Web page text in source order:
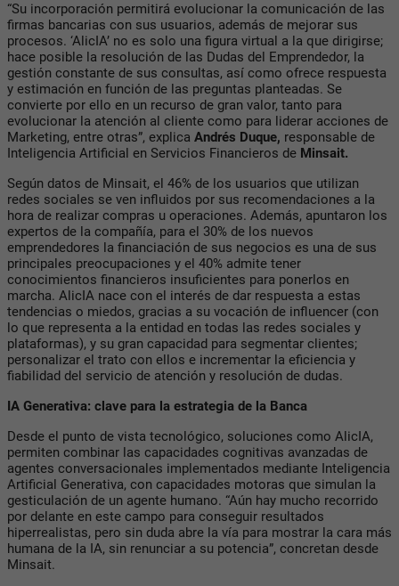
“Su incorporación permitirá evolucionar la comunicación de las
firmas bancarias con sus usuarios, además de mejorar sus
procesos. ‘AlicIA’ no es solo una figura virtual a la que dirigirse;
hace posible la resolución de las Dudas del Emprendedor, la
gestión constante de sus consultas, así como ofrece respuesta
y estimación en función de las preguntas planteadas. Se
convierte por ello en un recurso de gran valor, tanto para
evolucionar la atención al cliente como para liderar acciones de
Marketing, entre otras”, explica Andrés Duque, responsable de
Inteligencia Artificial en Servicios Financieros de Minsait.
Según datos de Minsait, el 46% de los usuarios que utilizan
redes sociales se ven influidos por sus recomendaciones a la
hora de realizar compras u operaciones. Además, apuntaron los
expertos de la compañía, para el 30% de los nuevos
emprendedores la financiación de sus negocios es una de sus
principales preocupaciones y el 40% admite tener
conocimientos financieros insuficientes para ponerlos en
marcha. AlicIA nace con el interés de dar respuesta a estas
tendencias o miedos, gracias a su vocación de influencer (con
lo que representa a la entidad en todas las redes sociales y
plataformas), y su gran capacidad para segmentar clientes;
personalizar el trato con ellos e incrementar la eficiencia y
fiabilidad del servicio de atención y resolución de dudas.
IA Generativa: clave para la estrategia de la Banca
Desde el punto de vista tecnológico, soluciones como AlicIA,
permiten combinar las capacidades cognitivas avanzadas de
agentes conversacionales implementados mediante Inteligencia
Artificial Generativa, con capacidades motoras que simulan la
gesticulación de un agente humano. “Aún hay mucho recorrido
por delante en este campo para conseguir resultados
hiperrealistas, pero sin duda abre la vía para mostrar la cara más
humana de la IA, sin renunciar a su potencia”, concretan desde
Minsait.